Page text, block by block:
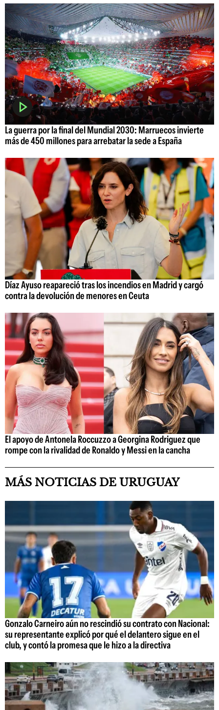
La guerra por la final del Mundial 2030: Marruecos invierte
más de 450 millones para arrebatar la sede a España
Díaz Ayuso reapareció tras los incendios en Madrid y cargó
contra la devolución de menores en Ceuta
El apoyo de Antonela Roccuzzo a Georgina Rodriguez que
rompe con la rivalidad de Ronaldo y Messi en la cancha
MÁS NOTICIAS DE URUGUAY
Gonzalo Carneiro aún no rescindió su contrato con Nacional:
su representante explicó por qué el delantero sigue en el
club, y contó la promesa que le hizo a la directiva